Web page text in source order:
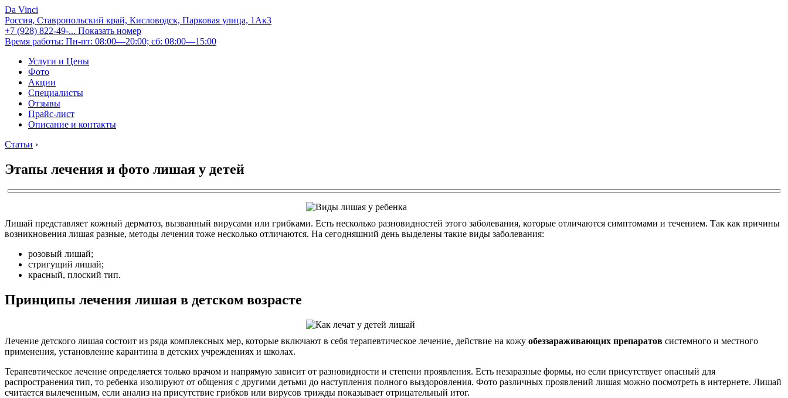
Da Vinci
Россия, Ставропольский край, Кисловодск, Парковая улица, 1Ак3
+7 (928) 822-49-... Показать номер
Время работы: Пн-пт: 08:00—20:00; сб: 08:00—15:00
Услуги и Цены
Фото
Акции
Специалисты
Отзывы
Прайс-лист
Описание и контакты
Статьи ›
Этапы лечения и фото лишая у детей
Лишай представляет кожный дерматоз, вызванный вирусами или грибками. Есть несколько разновидностей этого заболевания, которые отличаются симптомами и течением. Так как причины
возникновения лишая разные, методы лечения тоже несколько отличаются. На сегодняшний день выделены такие виды заболевания:
розовый лишай;
стригущий лишай;
красный, плоский тип.
Принципы лечения лишая в детском возрасте
Лечение детского лишая состоит из ряда комплексных мер, которые включают в себя терапевтическое лечение, действие на кожу обеззараживающих препаратов системного и местного
применения, установление карантина в детских учреждениях и школах.
Терапевтическое лечение определяется только врачом и напрямую зависит от разновидности и степени проявления. Есть незаразные формы, но если присутствует опасный для
распространения тип, то ребенка изолируют от общения с другими детьми до наступления полного выздоровления. Фото различных проявлений лишая можно посмотреть в интернете. Лишай
считается вылеченным, если анализ на присутствие грибков или вирусов трижды показывает отрицательный итог.